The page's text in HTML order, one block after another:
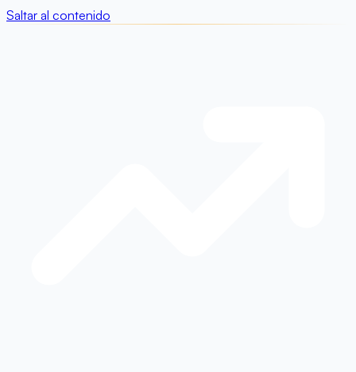
Saltar al contenido